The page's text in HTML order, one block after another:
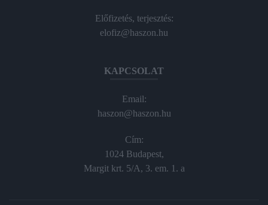
Előfizetés, terjesztés:
elofiz@haszon.hu
KAPCSOLAT
Email:
haszon@haszon.hu
Cím:
1024 Budapest,
Margit krt. 5/A, 3. em. 1. a